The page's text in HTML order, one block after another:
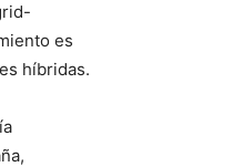
es
híbridas.